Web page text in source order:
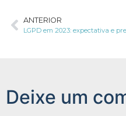
ANTERIOR
LGPD em 2023: expectativa e
Deixe um